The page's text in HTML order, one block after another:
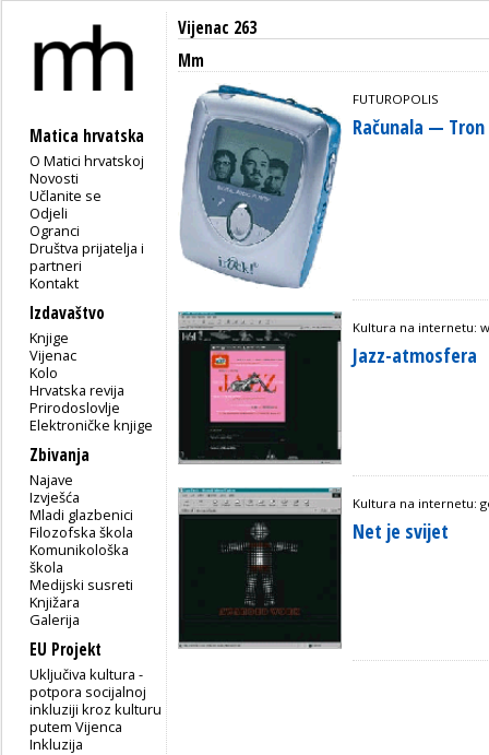
Matica hrvatska
O Matici hrvatskoj
Novosti
Učlanite se
Odjeli
Ogranci
Društva prijatelja i
partneri
Kontakt
Izdavaštvo
Knjige
Vijenac
Kolo
Hrvatska revija
Prirodoslovlje
Elektroničke knjige
Zbivanja
Najave
Izvješća
Mladi glazbenici
Filozofska škola
Komunikološka
škola
Medijski susreti
Knjižara
Galerija
EU Projekt
Uključiva kultura -
potpora socijalnoj
inkluziji kroz kulturu
putem Vijenca
Inkluzija
Vijenac 263
Mm
FUTUROPOLIS
Računala —
Kultura na internetu:
Jazz-atmosfera
Kultura na internetu:
Net je svijet